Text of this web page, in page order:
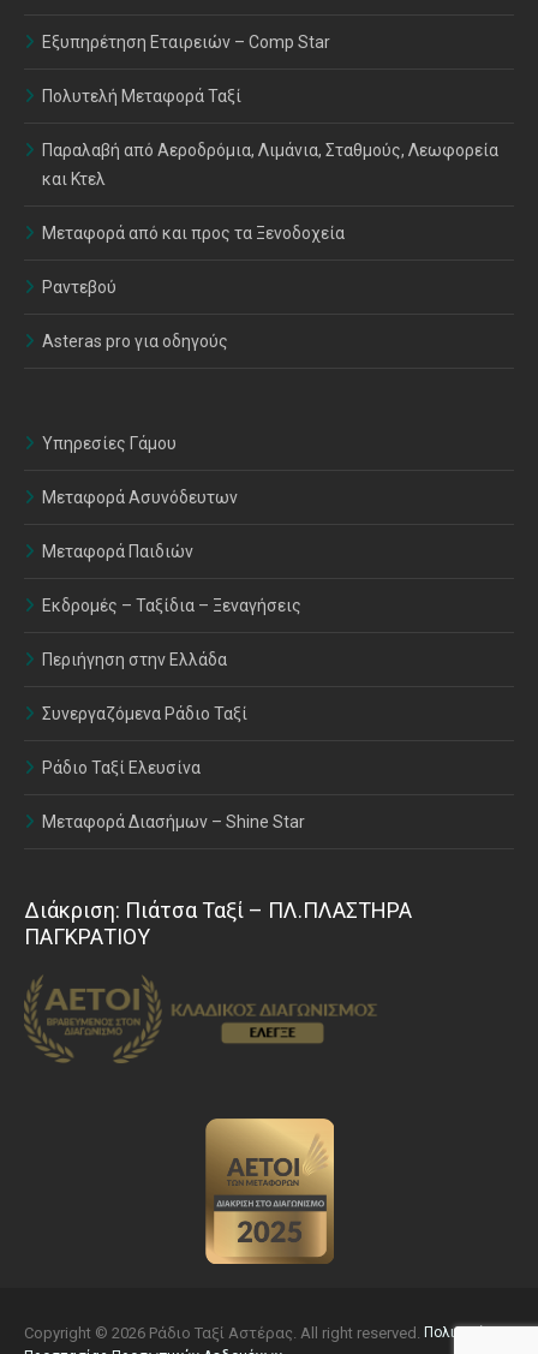
Εξυπηρέτηση Εταιρειών – Comp Star
Πολυτελή Μεταφορά Ταξί
Παραλαβή από Αεροδρόμια, Λιμάνια, Σταθμούς, Λεωφορεία
και Κτελ
Μεταφορά από και προς τα Ξενοδοχεία
Ραντεβού
Asteras pro για οδηγούς
Υπηρεσίες Γάμου
Μεταφορά Ασυνόδευτων
Μεταφορά Παιδιών
Εκδρομές – Ταξίδια – Ξεναγήσεις
Περιήγηση στην Ελλάδα
Συνεργαζόμενα Ράδιο Ταξί
Ράδιο Ταξί Ελευσίνα
Μεταφορά Διασήμων – Shine Star
Διάκριση: Πιάτσα Ταξί – ΠΛ.ΠΛΑΣΤΗΡΑ
ΠΑΓΚΡΑΤΙΟΥ
Copyright © 2026 Ράδιο Ταξί Αστέρας. All right reserved. Πολιτική